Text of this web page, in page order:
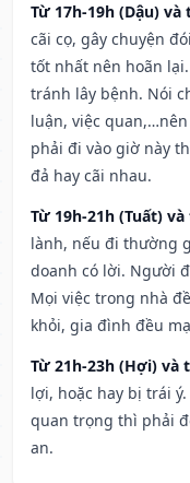
Từ 17h-19h (Dậu)
cãi cọ, gây chuyện
tốt nhất nên hoãn
tránh lây bệnh. Nói
luận, việc
phải đi vào giờ này
đả hay cãi nhau.
Từ 19h-21h (Tuất)
lành, nếu đi thường
doanh có lời. Người
Mọi việc trong nhà
khỏi, gia đình đều
Từ 21h-23h (Hợi) và
lợi, hoặc hay bị trái
quan trọng thì phải
an.